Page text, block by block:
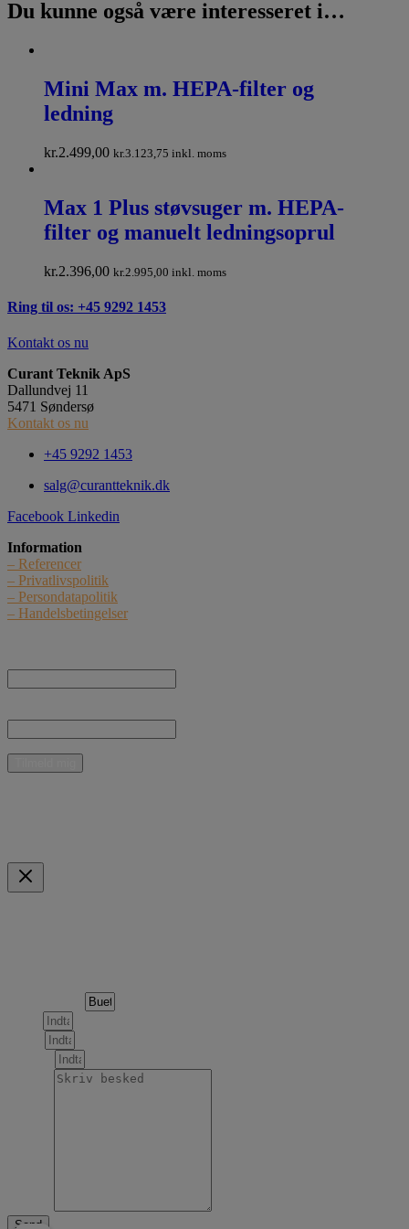
Du kunne også være interesseret i…
Mini Max m. HEPA-filter og
ledning
kr.2.499,00 kr.3.123,75 inkl. moms
Max 1 Plus støvsuger m. HEPA-
filter og manuelt ledningsoprul
kr.2.396,00 kr.2.995,00 inkl. moms
Ring til os: +45 9292 1453
Kontakt os nu
Curant Teknik ApS
Dallundvej 11
5471 Søndersø
Kontakt os nu
+45 9292 1453
salg@curantteknik.dk
Facebook Linkedin
Information
– Referencer
– Privatlivspolitik
– Persondatapolitik
– Handelsbetingelser
Send